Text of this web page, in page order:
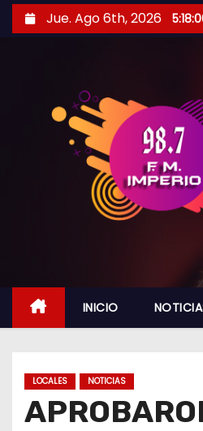
i
Jue. Ago 6th, 2026
INICIO
LOCALES NOTICIAS